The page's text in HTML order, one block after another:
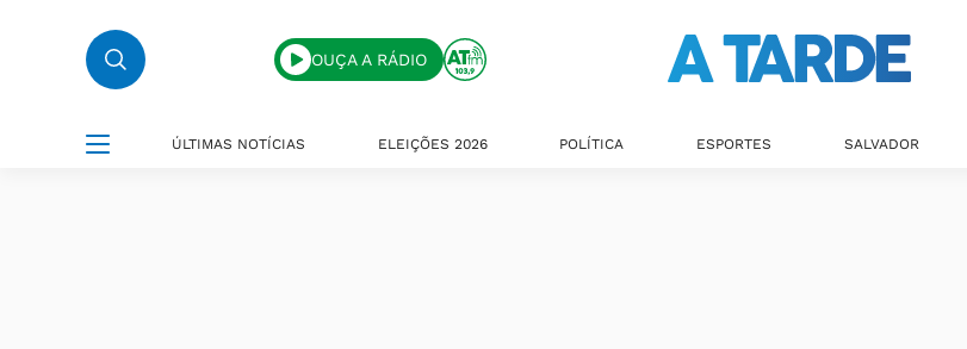
OUÇA A RÁDIO
ÚLTIMAS NOTÍCIAS ELEIÇÕES 2026 POLÍTICA ESPORTES SALVADOR